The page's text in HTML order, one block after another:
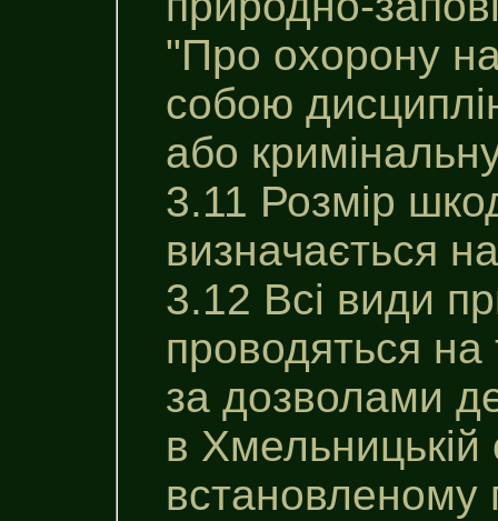
"Про охорону
собою
або
3.11 Розмір
визначається
3.12 Всі види
проводяться на
за дозволами
в Хмельницькiй
встановленому